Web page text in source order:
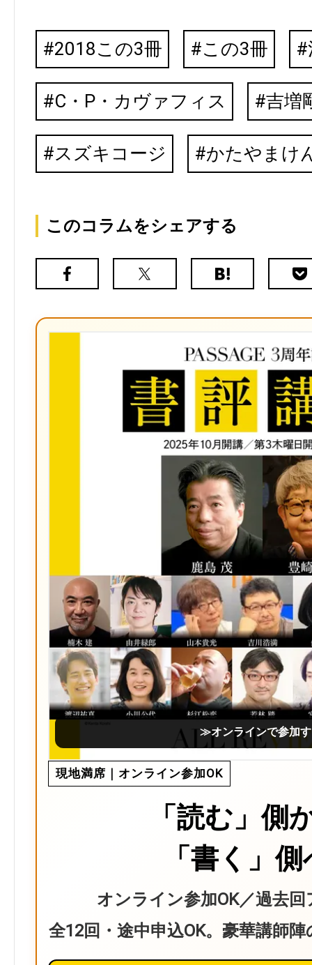
2018この3冊 この3冊
C・P・カヴァフィス 吉増
スズキコージ かたやまけ
このコラムをシェアする
Facebook
X（旧
は
ク
マ
ー
ク
≫オンラインで参加
現地満席｜オンライン参加OK
「読む」側
「書く」
オンライン参加OK／過去
全12回・途中申込OK。豪華講師